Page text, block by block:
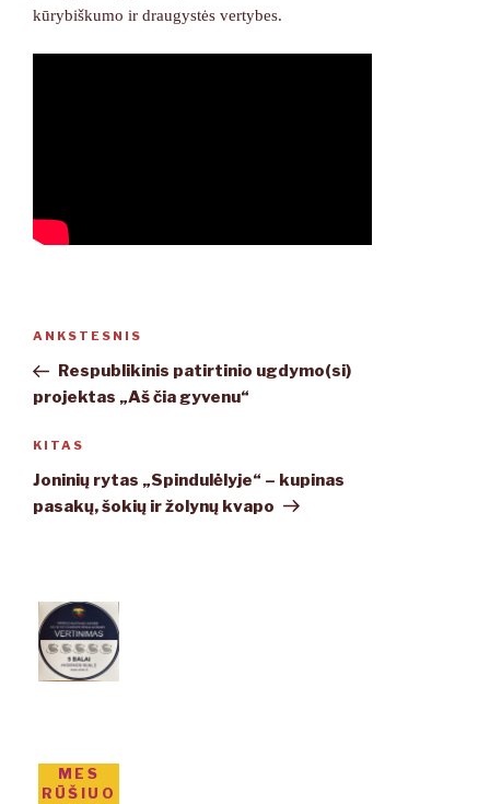
kūrybiškumo ir draugystės vertybes.
Navigacija
įrašų
Ankstesnis
įrašas
ANKSTESNIS
Respublikinis patirtinio ugdymo(si)
projektas „Aš čia gyvenu“
Kitas
įrašas
KITAS
Joninių rytas „Spindulėlyje“ – kupinas
pasakų, šokių ir žolynų kvapo
MES
RŪŠIUO